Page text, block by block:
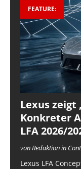
FEATURE:
Lexus zeigt
Konkreter
LFA 2026/
von Redaktion in
Lexus LFA